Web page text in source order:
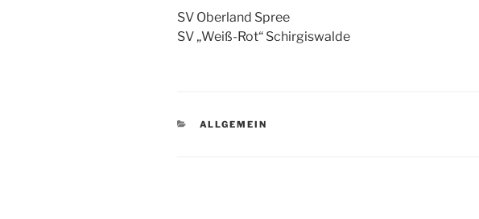
SV Oberland Spree
SV „Weiß-Rot“ Schirgiswalde
KATEGORIEN
ALLGEMEIN